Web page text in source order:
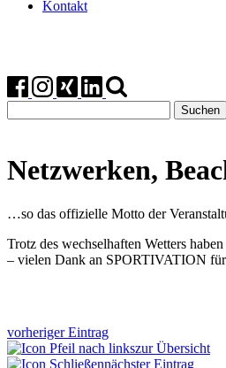
Kontakt
nach:
Netzwerken,
…so das offizielle Motto der
Trotz des wechselhaften Wetters
– vielen Dank an SPORTIVATION
vorheriger Eintrag
zur Übersicht
nächster Eintrag